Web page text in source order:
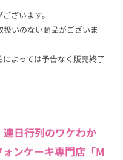
ざいます。
いのない商品がございま
よっては予告なく販売終了
日行列のワケわか
ンケーキ専門店「M